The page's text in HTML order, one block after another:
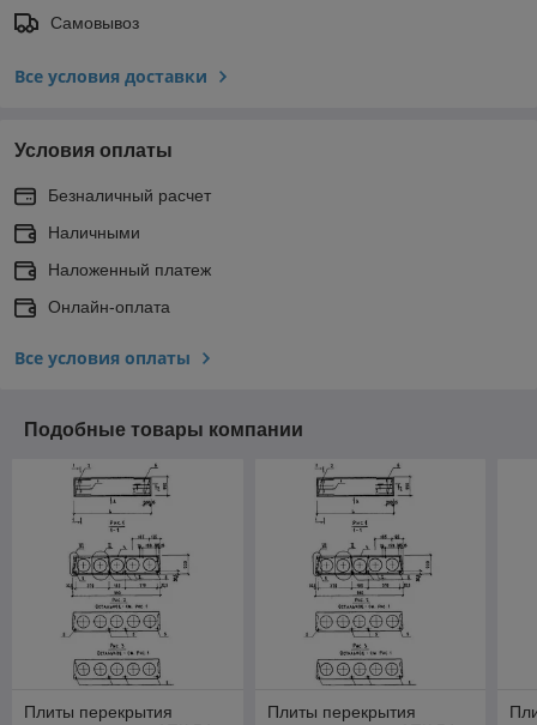
Самовывоз
Все условия доставки
Условия оплаты
Безналичный расчет
Наличными
Наложенный платеж
Онлайн-оплата
Все условия оплаты
Подобные товары компании
Плиты перекрытия
Плиты перекрытия